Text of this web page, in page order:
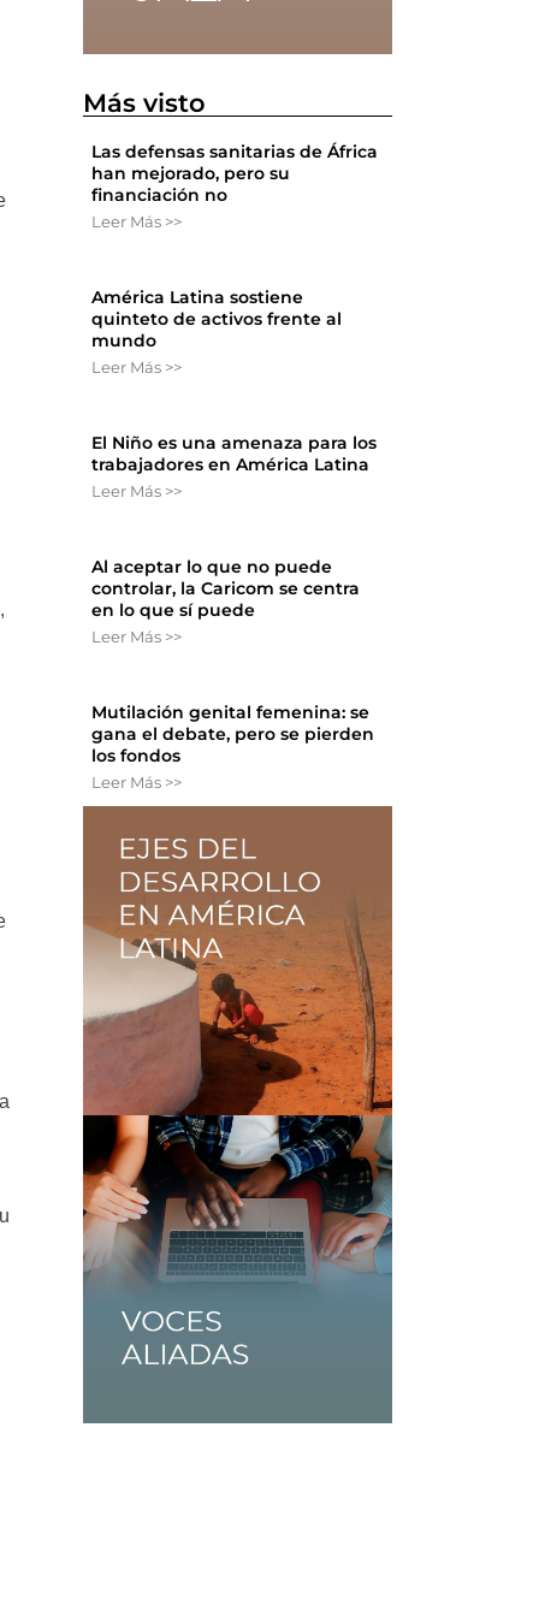
Más visto
Las defensas sanitarias de África
han mejorado, pero su
financiación no
Leer Más >>
América Latina sostiene
quinteto de activos frente al
mundo
Leer Más >>
El Niño es una amenaza para los
trabajadores en América Latina
Leer Más >>
Al aceptar lo que no puede
controlar, la Caricom se centra
en lo que sí puede
Leer Más >>
Mutilación genital femenina: se
gana el debate, pero se pierden
los fondos
Leer Más >>